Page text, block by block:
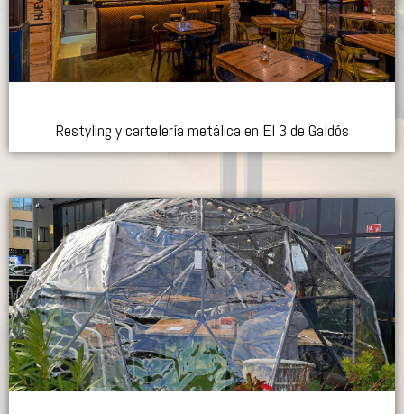
Restyling y cartelería metálica en El 3 de Galdós